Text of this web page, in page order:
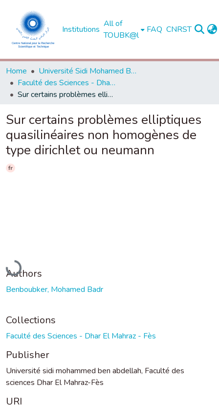
Institutions
All of
TOUBK@l
FAQ CNRST
Home
Université Sidi Mohamed Ben Abdellah de Fès
Faculté des Sciences - Dhar El Mahraz - Fès
Sur certains problèmes elliptiques quasilinéaires non homogènes de type dirichlet ou neumann
Sur certains problèmes elliptiques
quasilinéaires non homogènes de
type dirichlet ou neumann
fr
Loading...
Authors
Benboubker, Mohamed Badr
Collections
Faculté des Sciences - Dhar El Mahraz - Fès
Publisher
Université sidi mohammed ben abdellah, Faculté des
sciences Dhar El Mahraz-Fès
URI